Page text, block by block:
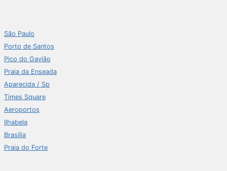
São Paulo
Porto de Santos
Pico do Gavião
Praia da Enseada
Aparecida / Sp
Times Square
Aeroportos
Ilhabela
Brasília
Praia do Forte